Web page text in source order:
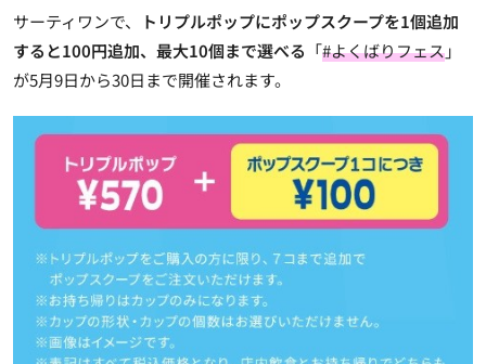
サーティワンで、
トリプルポップにポップスクープを1個追加
すると100円追加、最大10個まで選べる 「#よくばりフェス」
が5月9日から30日まで開催されます。